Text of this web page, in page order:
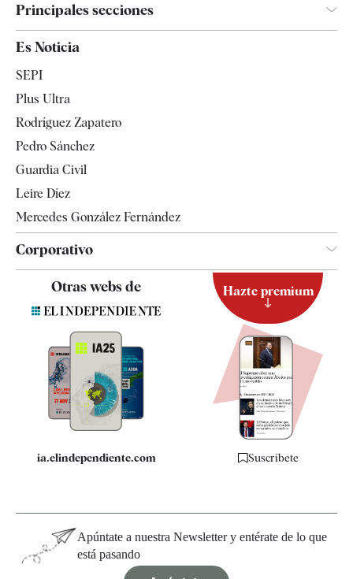
Principales secciones
Televisión
Es Noticia
SEPI
Plus Ultra
Rodríguez Zapatero
Pedro Sánchez
Guardia Civil
Leire Díez
Mercedes González Fernández
Corporativo
Quiénes somos
Especificaciones
Otras webs de
ia.elindependiente.com
Hazte premium
Suscríbete
Apúntate a nuestra Newsletter y entérate de lo que
está pasando